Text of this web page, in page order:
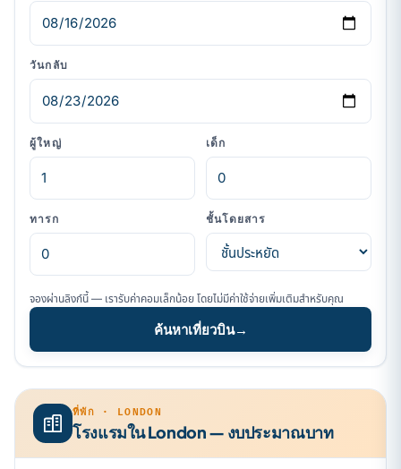
วันกลับ
ผู้ใหญ่ เด็ก
ทารก ชั้นโดยสาร
จองผ่านลิงก์นี้ — เรารับค่าคอมเล็กน้อย โดยไม่มีค่าใช้จ่ายเพิ่มเติมสำหรับคุณ
ค้นหาเที่ยวบิน→
ที่พัก · LONDON
โรงแรมใน London — งบประมาณบาท